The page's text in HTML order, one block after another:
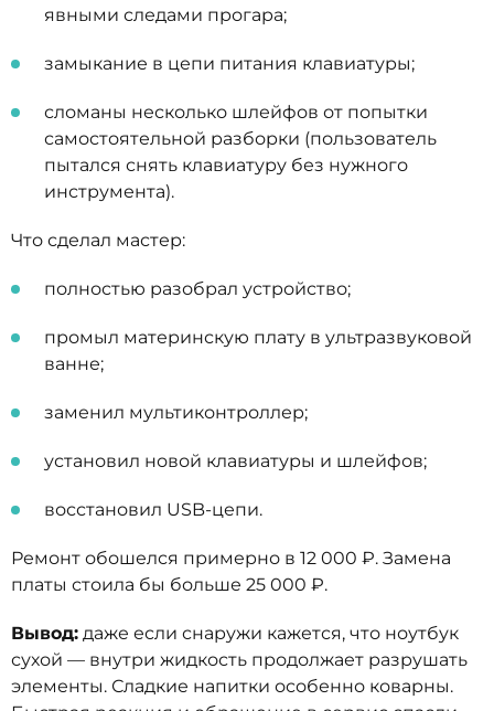
явными следами прогара;
замыкание в цепи питания клавиатуры;
сломаны несколько шлейфов от попытки
самостоятельной разборки (пользователь
пытался снять клавиатуру без нужного
инструмента).
Что сделал мастер:
полностью разобрал устройство;
промыл материнскую плату в ультразвуковой
ванне;
заменил мультиконтроллер;
установил новой клавиатуры и шлейфов;
восстановил USB-цепи.
Ремонт обошелся примерно в 12 000 ₽. Замена
платы стоила бы больше 25 000 ₽.
Вывод: даже если снаружи кажется, что ноутбук
сухой — внутри жидкость продолжает разрушать
элементы. Сладкие напитки особенно коварны.